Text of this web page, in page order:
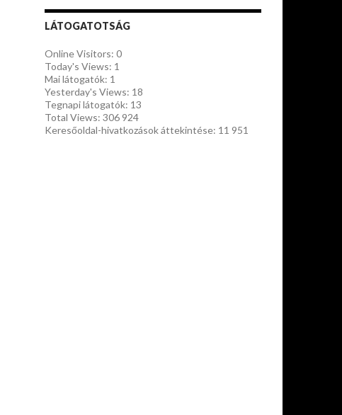
LÁTOGATOTSÁG
Online Visitors: 0
Today's Views: 1
Mai látogatók: 1
Yesterday's Views: 18
Tegnapi látogatók: 13
Total Views: 306 924
Keresőoldal-hivatkozások áttekintése: 11 951